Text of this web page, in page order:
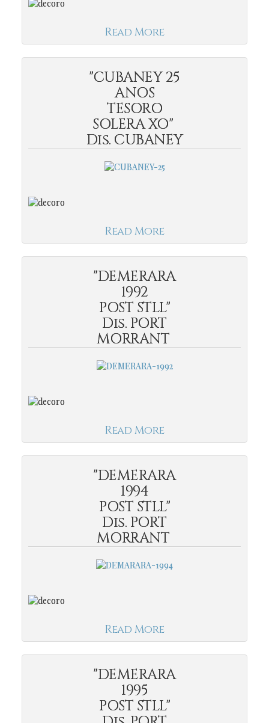
Read More
"CUBANEY 25
ANOS
TESORO
SOLERA XO"
Dis. CUBANEY
Read More
"DEMERARA
1992
POST STLL"
Dis. PORT
MORRANT
Read More
"DEMERARA
1994
POST STLL"
Dis. PORT
MORRANT
Read More
"DEMERARA
1995
POST STLL"